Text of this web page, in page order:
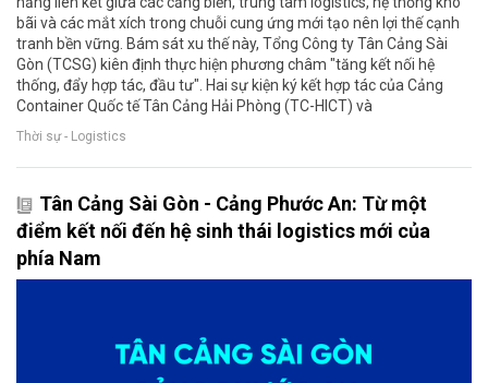
bãi và các mắt xích trong chuỗi cung ứng mới tạo nên lợi thế cạnh
tranh bền vững. Bám sát xu thế này, Tổng Công ty Tân Cảng Sài
Gòn (TCSG) kiên định thực hiện phương châm "tăng kết nối hệ
thống, đẩy hợp tác, đầu tư". Hai sự kiện ký kết hợp tác của Cảng
Container Quốc tế Tân Cảng Hải Phòng (TC-HICT) và
Thời sự - Logistics
Tân Cảng Sài Gòn - Cảng Phước An: Từ một
điểm kết nối đến hệ sinh thái logistics mới của
phía Nam